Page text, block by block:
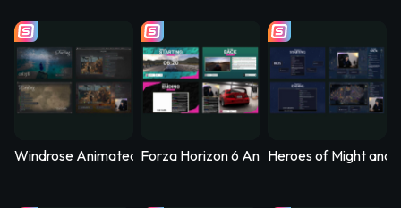
Windrose Animated Stream Overlay - Stormtide
Forza Horizon 6 Animated Stream
Heroes of Might and